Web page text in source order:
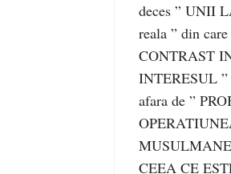
deces ” UNII
reala ” din
CONTRAST
INTERESUL
afara de ”
CEEA CE